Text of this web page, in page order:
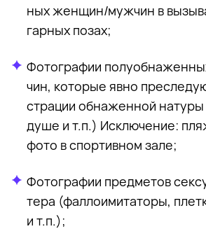
ных жен­щин/муж­чин в
гар­ных по­зах;
Фо­то­гра­фии
чин, ко­то­рые явно
стра­ции об­на­жен­ной
душе и т.п.) Ис­клю­че­ние:
фото в спор­тив­ном зале;
Фо­то­гра­фии пред­ме­тов
те­ра (фал­ло­и­ми­та­то­ры,
и т.п.);